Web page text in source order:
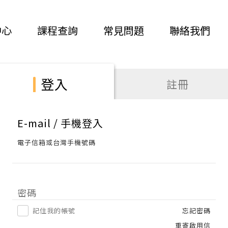
課程查詢 常見問題 聯絡我們
登入 註冊
E-mail / 手機登入
電子信箱或台灣手機號碼
密碼
記住我的帳號
忘記密碼
重寄啟用信